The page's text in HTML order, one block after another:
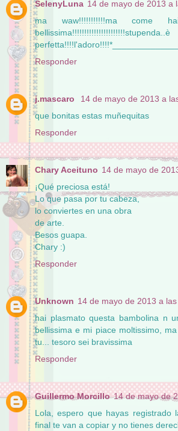
SelenyLuna 14 de mayo de 2013 a
ma waw!!!!!!!!!!!ma come hai
bellissima!!!!!!!!!!!!!!!!!!!!!!stupenda..è
Responder
j.mascaro
14 de mayo de 2013 a
que bonitas estas muñequitas
Responder
Chary Aceituno 14 de mayo de
¡Qué preciosa está!
Lo que pasa por tu cabeza,
lo conviertes en una obra
de arte.
Besos guapa.
Chary :)
Responder
Unknown 14 de mayo de 2013 a
hai plasmato questa bambolina n
bellissima e mi piace moltissimo,
tu... tesoro sei bravissima
Responder
Guillermo Morcillo 14 de mayo de
Lola, espero que hayas registrado
final te van a copiar y no tienes